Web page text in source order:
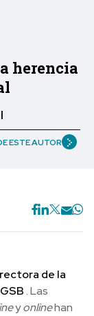
herencia
ESTE AUTOR
de la
. Las
yonlinehan